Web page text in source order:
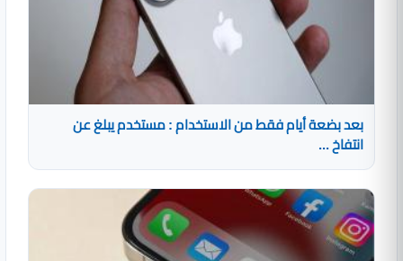
بعد بضعة أيام فقط من الاستخدام : مستخدم يبلغ عن
انتفاخ ...